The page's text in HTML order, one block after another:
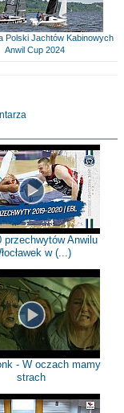
Polski Jachtów Kabinowych
Anwil Cup 2024
przechwytów Anwilu
w (...)
- W oczach mamy
strach